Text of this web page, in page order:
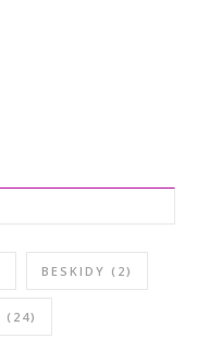
BESKIDY (2)
(24)